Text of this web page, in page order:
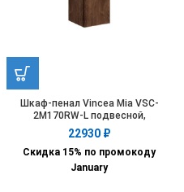
Шкаф-пенал Vincea Mia VSC-
2M170RW-L подвесной,
1700*350*350, R.Wood, левый
22930 ₽
Скидка 15% по промокоду
January